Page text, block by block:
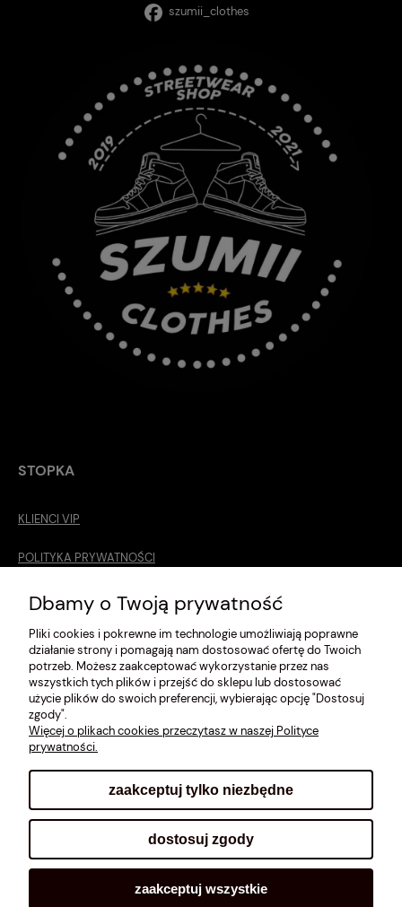
STOPKA
KLIENCI VIP
POLITYKA PRYWATNOŚCI
O MNIE
ROZMIARÓWKA [cm]
REGULAMIN
METODY PŁATNOŚCI
szumii_clothes
Sklep internetowy Shoplo.pl, powered byShoper.
Dbamy o Twoją prywatność
Pliki cookies i pokrewne im technologie umożliwiają poprawne
działanie strony i pomagają nam dostosować ofertę do Twoich
potrzeb. Możesz zaakceptować wykorzystanie przez nas
wszystkich tych plików i przejść do sklepu lub dostosować
użycie plików do swoich preferencji, wybierając opcję "Dostosuj
zgody".
Więcej o plikach cookies przeczytasz w naszej Polityce
prywatności.
zaakceptuj tylko niezbędne
dostosuj zgody
zaakceptuj wszystkie